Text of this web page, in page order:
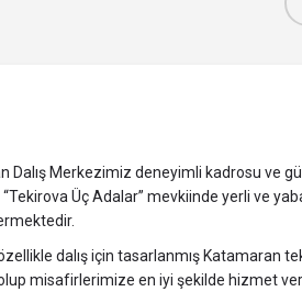
Dalış Merkezimiz deneyimli kadrosu ve
Üç Adalar” mevkiinde yerli ve
dalış için tasarlanmış Katamaran
misafirlerimize en iyi şekilde hizmet